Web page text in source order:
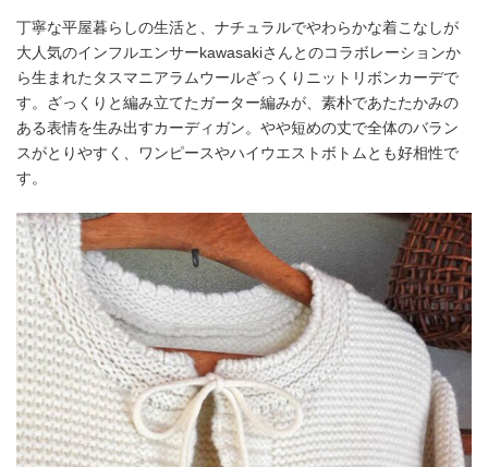
丁寧な平屋暮らしの生活と、ナチュラルでやわらかな着こなしが
大人気のインフルエンサーkawasakiさんとのコラボレーションか
ら生まれたタスマニアラムウールざっくりニットリボンカーデで
す。ざっくりと編み立てたガーター編みが、素朴であたたかみの
ある表情を生み出すカーディガン。やや短めの丈で全体のバラン
スがとりやすく、ワンピースやハイウエストボトムとも好相性で
す。